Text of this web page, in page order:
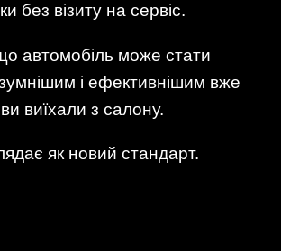
без візиту на сервіс.
автомобіль може стати
і ефективнішим вже
ви виїхали з салону.
як новий стандарт.